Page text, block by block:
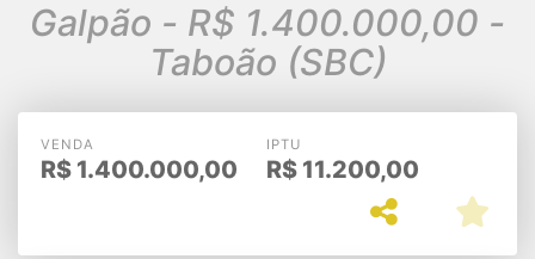
Galpão - R$ 1.400.000,00 -
Taboão (SBC)
VENDA
R$ 1.400.000,00
IPTU
R$ 11.200,00